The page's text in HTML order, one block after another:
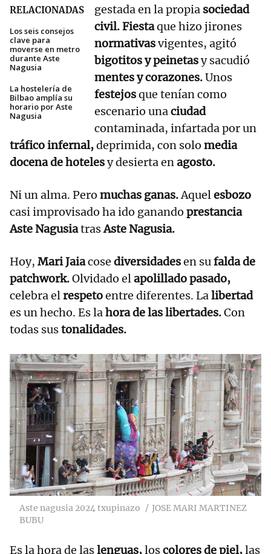
RELACIONADAS
Los seis consejos
clave para
moverse en metro
durante Aste
Nagusia
La hostelería de
Bilbao amplía su
horario por Aste
Nagusia
gestada en la propia sociedad
civil. Fiestaque hizo jirones
normativasvigentes, agitó
bigotitos y peinetasy sacudió
mentes y corazones.Unos
festejosque tenían como
escenario unaciudad
contaminada, infartada por un
tráfico infernal,deprimida, con solo media
docena de hotelesy desierta enagosto.
Ni un alma. Pero muchas ganas.Aquelesbozo
casi improvisado ha ido ganando prestancia
Aste NagusiatrasAste Nagusia.
Hoy, Mari Jaiacose diversidadesen sufalda de
patchwork.Olvidado elapolillado pasado,
celebra elrespetoentre diferentes. Lalibertad
es un hecho. Es lahora de las libertades.Con
todas sustonalidades.
Aste nagusia 2024 txupinazo
JOSE MARI MARTINEZ
BUBU
Es la hora de laslenguas,loscolores de piel,las